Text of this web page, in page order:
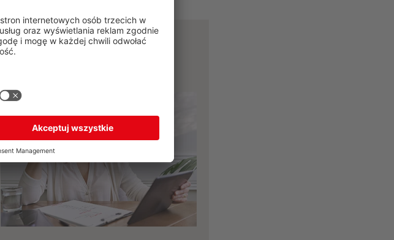
Zaplanuj swoją kuchnię już teraz
Narzędzia do planowania